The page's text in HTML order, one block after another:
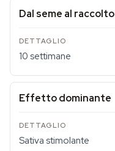
Dal seme al raccolto
10 settimane
Effetto dominante
Sativa stimolante